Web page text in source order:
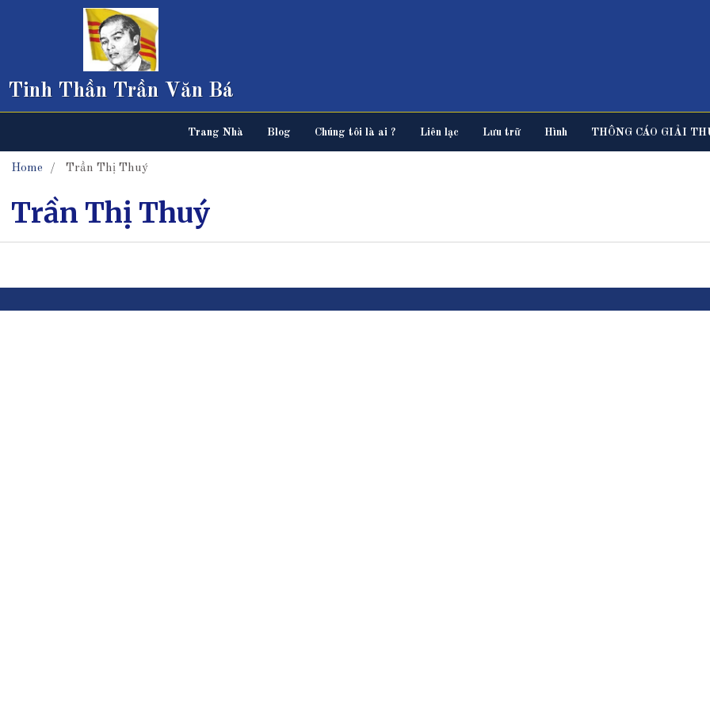
Tinh Thần Trần Văn Bá
Trang Nhà Blog Chúng tôi là ai ? Liên lạc Lưu trữ Hình THÔNG CÁO GIẢI
Home Trần Thị Thuý
Trần Thị Thuý